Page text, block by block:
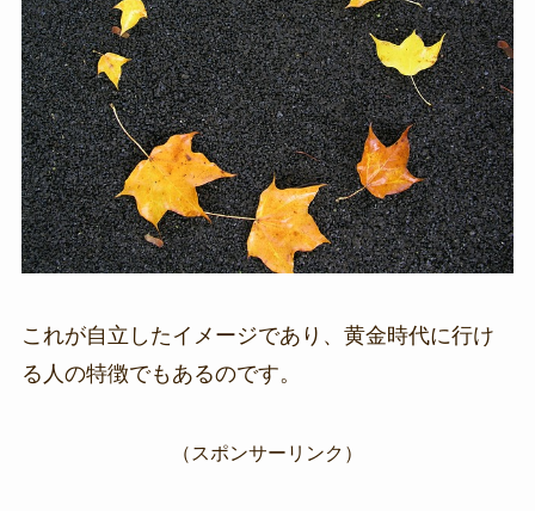
これが自立したイメージであり、黄金時代に行け
る人の特徴でもあるのです。
（スポンサーリンク）